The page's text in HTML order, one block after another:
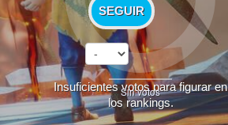
SEGUIR
Sin votos
Insuficientes votos para figurar en
los rankings.